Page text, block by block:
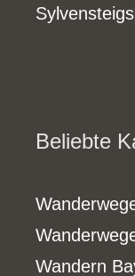
Beliebte
Wandern